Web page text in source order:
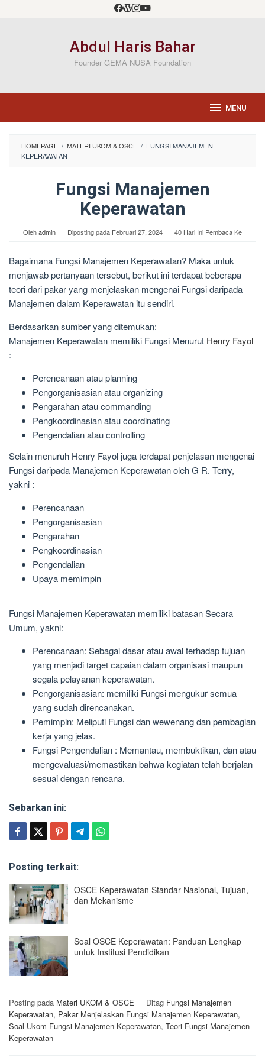
Abdul Haris Bahar
Founder GEMA NUSA Foundation
MENU
HOMEPAGE / MATERI UKOM & OSCE / FUNGSI MANAJEMEN
KEPERAWATAN
Fungsi Manajemen
Keperawatan
Olehadmin Diposting pada Februari 27, 2024 40 Hari Ini Pembaca Ke
Bagaimana Fungsi Manajemen Keperawatan? Maka untuk
menjawab pertanyaan tersebut, berikut ini terdapat beberapa
teori dari pakar yang menjelaskan mengenai Fungsi daripada
Manajemen dalam Keperawatan itu sendiri.
Berdasarkan sumber yang ditemukan:
Manajemen Keperawatan memiliki Fungsi Menurut Henry Fayol
:
Perencanaan atau planning
Pengorganisasian atau organizing
Pengarahan atau commanding
Pengkoordinasian atau coordinating
Pengendalian atau controlling
Selain menuruh Henry Fayol juga terdapat penjelasan mengenai
Fungsi daripada Manajemen Keperawatan oleh G R. Terry,
yakni :
Perencanaan
Pengorganisasian
Pengarahan
Pengkoordinasian
Pengendalian
Upaya memimpin
Fungsi Manajemen Keperawatan memiliki batasan Secara
Umum, yakni:
Perencanaan: Sebagai dasar atau awal terhadap tujuan
yang menjadi target capaian dalam organisasi maupun
segala pelayanan keperawatan.
Pengorganisasian: memiliki Fungsi mengukur semua
yang sudah direncanakan.
Pemimpin: Meliputi Fungsi dan wewenang dan pembagian
kerja yang jelas.
Fungsi Pengendalian : Memantau, membuktikan, dan atau
mengevaluasi/memastikan bahwa kegiatan telah berjalan
sesuai dengan rencana.
Sebarkan ini:
Posting terkait:
OSCE Keperawatan Standar Nasional, Tujuan,
dan Mekanisme
Soal OSCE Keperawatan: Panduan Lengkap
untuk Institusi Pendidikan
Posting pada Materi UKOM & OSCE Ditag Fungsi Manajemen
Keperawatan, Pakar Menjelaskan Fungsi Manajemen Keperawatan,
Soal Ukom Fungsi Manajemen Keperawatan, Teori Fungsi Manajemen
Keperawatan